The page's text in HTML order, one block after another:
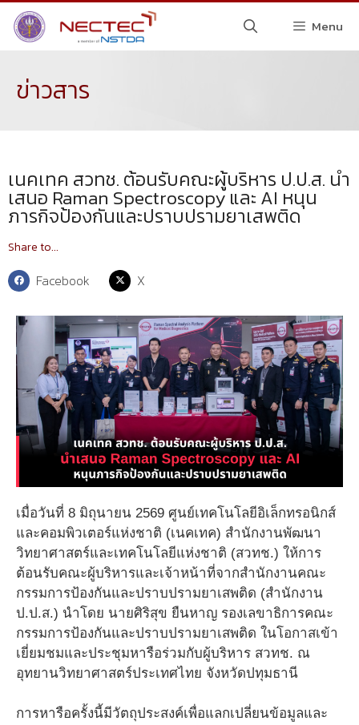
Menu
ข่าวสาร
เนคเทค สวทช. ต้อนรับคณะผู้บริหาร ป.ป.ส. นำ
เสนอ Raman Spectroscopy และ AI หนุน
ภารกิจป้องกันและปราบปรามยาเสพติด
Share to...
Facebook X
เมื่อวันที่ 8 มิถุนายน 2569 ศูนย์เทคโนโลยีอิเล็กทรอนิกส์
และคอมพิวเตอร์แห่งชาติ (เนคเทค) สำนักงานพัฒนา
วิทยาศาสตร์และเทคโนโลยีแห่งชาติ (สวทช.) ให้การ
ต้อนรับคณะผู้บริหารและเจ้าหน้าที่จากสำนักงานคณะ
กรรมการป้องกันและปราบปรามยาเสพติด (สำนักงาน
ป.ป.ส.) นำโดย นายศิริสุข ยืนหาญ รองเลขาธิการคณะ
กรรมการป้องกันและปราบปรามยาเสพติด ในโอกาสเข้า
เยี่ยมชมและประชุมหารือร่วมกับผู้บริหาร สวทช. ณ
อุทยานวิทยาศาสตร์ประเทศไทย จังหวัดปทุมธานี
การหารือครั้งนี้มีวัตถุประสงค์เพื่อแลกเปลี่ยนข้อมูลและ